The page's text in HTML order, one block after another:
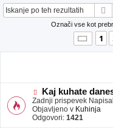
Označi vse kot
Stran
1
N
o
v
e
Kaj kuhate
Zadnji prispevek
Objavljeno v Kuhinja
Odgovori: 1421